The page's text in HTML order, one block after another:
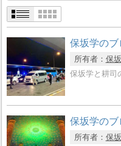
保坂学の
所有者： 保
保坂学と耕司
保坂学の
所有者： 保